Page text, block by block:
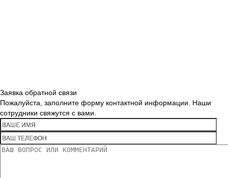
Заявка обратной связи
Пожалуйста, заполните форму контактной информации. Наши
сотрудники свяжутся с вами.